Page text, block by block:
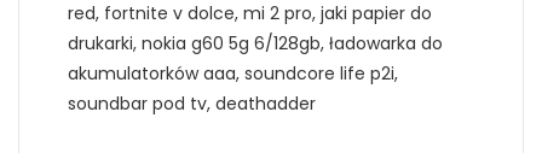
red, fortnite v dolce, mi 2 pro, jaki papier do
drukarki, nokia g60 5g 6/128gb, ładowarka do
akumulatorków aaa, soundcore life p2i,
soundbar pod tv, deathadder